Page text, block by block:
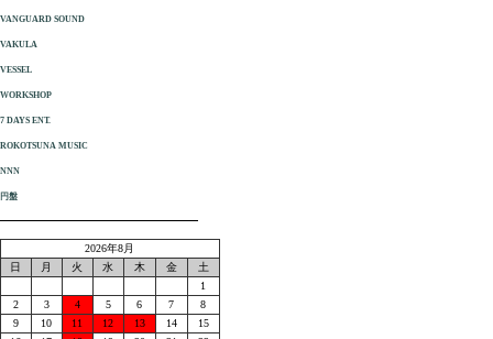
VANGUARD SOUND
VAKULA
VESSEL
WORKSHOP
7 DAYS ENT.
ROKOTSUNA MUSIC
NNN
円盤
2026年8月
日
月 火 水 木 金
土
1
2
3 4 5 6 7
8
9
10 11 12 13 14
15